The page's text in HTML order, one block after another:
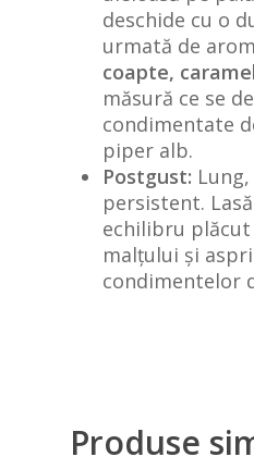
deschide cu o
urmată de
coapte,
măsură ce se
condimentate
piper alb.
Postgust:
persistent.
echilibru
malțului și
condimentelor
Produse